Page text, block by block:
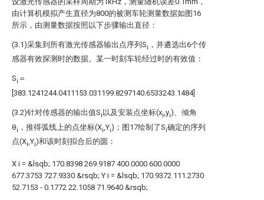
由计算机模拟产生直径为800的被测车轮测量数据如图16
所示，由测量数据按照以下步骤输出直径：
(3.1)采集到所有激光传感器输出点序列Si ，并遴选出6个传
感器有效探测时的数据。某一时刻车轮经过时的有效值：
Si ＝
[383.1241244.0411153.031199.8297140.6533243.1484]
(3.2)针对传感器的输出值Si 以及安装点坐标(xi ,yi)、倾角
θi ，推得弧线上的点坐标(Xi ,Yi)；图17绘制了Si确定的序列
点(Xi,Yi)和该时刻拟合后的圆：
X i = &lsqb; 170.8398 269.9187 400.0000 600.0000
677.3753 727.9330 &rsqb; Y i = &lsqb; 170.9372 111.2730
52.7153 - 0.1772 22.1058 71.9640 &rsqb;